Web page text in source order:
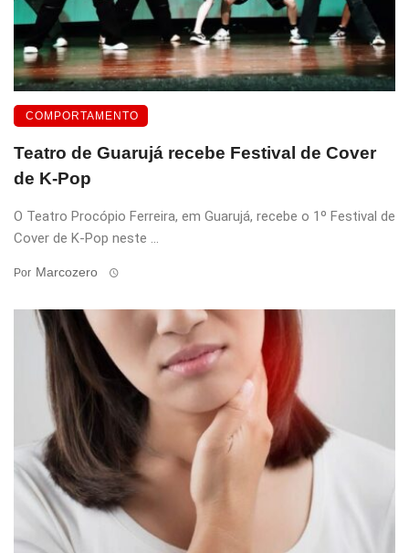
COMPORTAMENTO
Teatro de Guarujá recebe Festival de Cover
de K-Pop
O Teatro Procópio Ferreira, em Guarujá, recebe o 1º Festival de
Cover de K-Pop neste ...
Por Marcozero